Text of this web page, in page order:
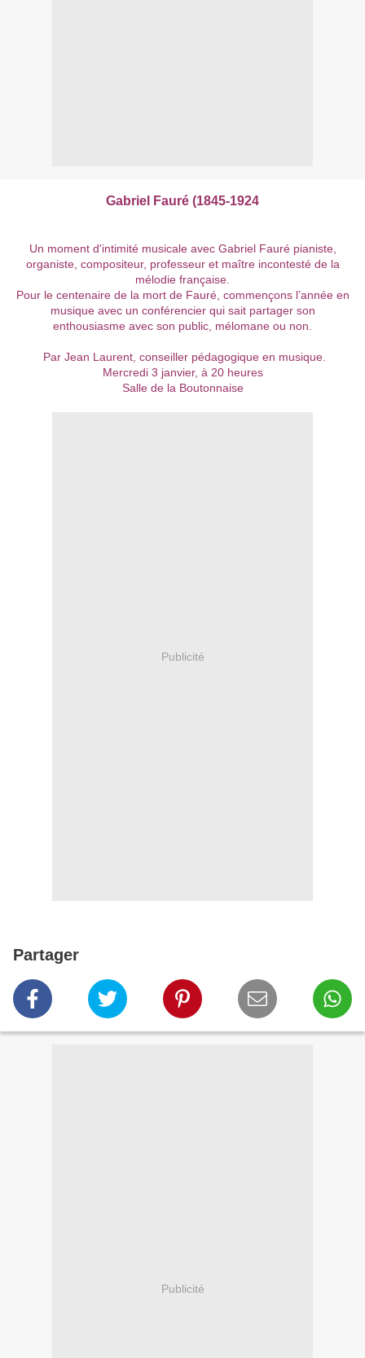
Gabriel Fauré (1845-1924
Un moment d'intimité musicale avec Gabriel Fauré pianiste,
organiste, compositeur, professeur et maître incontesté de la
mélodie française.
Pour le centenaire de la mort de Fauré, commençons l’année en
musique avec un conférencier qui sait partager son
enthousiasme avec son public, mélomane ou non.
Par Jean Laurent, conseiller pédagogique en musique.
Mercredi 3 janvier, à 20 heures
Salle de la Boutonnaise
Publicité
Partager
Publicité